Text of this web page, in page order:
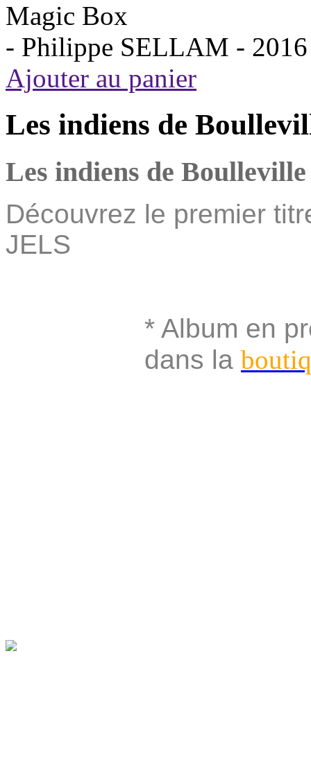
Magic Box
- Philippe SELLAM - 2016
Ajouter au panier
Les indiens de
Les indiens de Boulleville
Découvrez le premier
JELS
* Album en
dans la